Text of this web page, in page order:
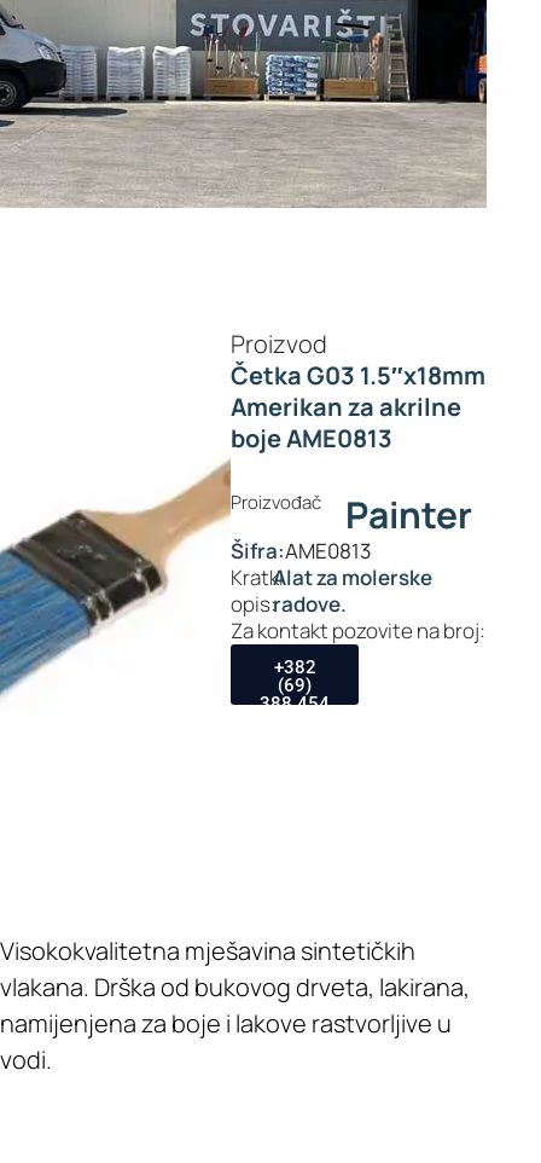
Proizvod
Četka G03 1.5″x18mm
Amerikan za akrilne
boje AME0813
Proizvođač Painter
Šifra:AME0813
Kratki
opis:
Alat za molerske
radove.
Za kontakt pozovite na broj:
+382
(69)
388 454
Visokokvalitetna mješavina sintetičkih
vlakana. Drška od bukovog drveta, lakirana,
namijenjena za boje i lakove rastvorljive u
vodi.